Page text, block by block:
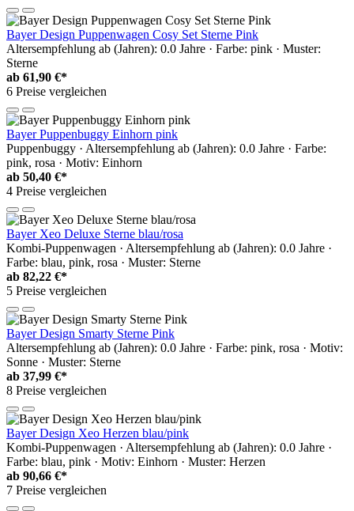
Bayer Design Puppenwagen Cosy Set Sterne Pink
Altersempfehlung ab (Jahren): 0.0 Jahre · Farbe: pink · Muster:
Sterne
ab 61,90 €*
6 Preise vergleichen
Bayer Puppenbuggy Einhorn pink
Puppenbuggy · Altersempfehlung ab (Jahren): 0.0 Jahre · Farbe:
pink, rosa · Motiv: Einhorn
ab 50,40 €*
4 Preise vergleichen
Bayer Xeo Deluxe Sterne blau/rosa
Kombi-Puppenwagen · Altersempfehlung ab (Jahren): 0.0 Jahre ·
Farbe: blau, pink, rosa · Muster: Sterne
ab 82,22 €*
5 Preise vergleichen
Bayer Design Smarty Sterne Pink
Altersempfehlung ab (Jahren): 0.0 Jahre · Farbe: pink, rosa · Motiv:
Sonne · Muster: Sterne
ab 37,99 €*
8 Preise vergleichen
Bayer Design Xeo Herzen blau/pink
Kombi-Puppenwagen · Altersempfehlung ab (Jahren): 0.0 Jahre ·
Farbe: blau, pink · Motiv: Einhorn · Muster: Herzen
ab 90,66 €*
7 Preise vergleichen